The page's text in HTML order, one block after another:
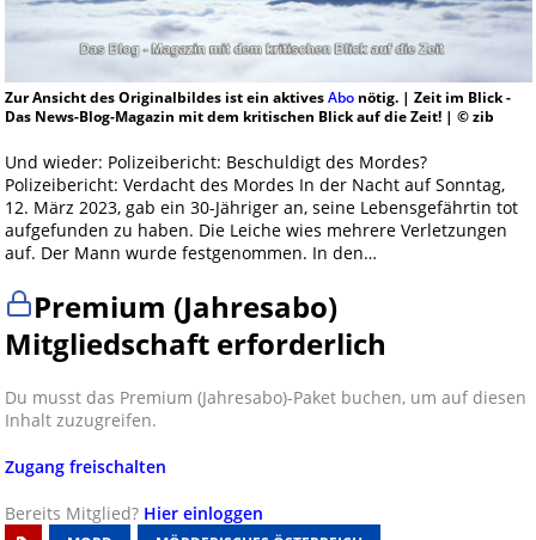
Zur Ansicht des Originalbildes ist ein aktivesAbonötig. | Zeit im Blick -
Das News-Blog-Magazin mit dem kritischen Blick auf die Zeit! | © zib
Und wieder: Polizeibericht: Beschuldigt des Mordes?
Polizeibericht: Verdacht des Mordes In der Nacht auf Sonntag,
12. März 2023, gab ein 30-Jähriger an, seine Lebensgefährtin tot
aufgefunden zu haben. Die Leiche wies mehrere Verletzungen
auf. Der Mann wurde festgenommen. In den…
Premium (Jahresabo)
Mitgliedschaft erforderlich
Du musst das Premium (Jahresabo)-Paket buchen, um auf diesen
Inhalt zuzugreifen.
Zugang freischalten
Bereits Mitglied? Hier einloggen